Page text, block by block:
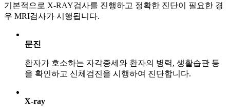
기본적으로 X-RAY검사를 진행하고 정확한 진단이 필요한 경
우 MRI검사가 시행됩니다.
문진
환자가 호소하는 자각증세와 환자의 병력, 생활습관 등
을 확인하고 신체검진을 시행하여 진단합니다.
X-ray